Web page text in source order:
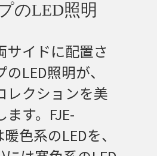
のLED照明
サイドに配置さ
LED照明が、
レクションを美
ます。FJE-
色系のLEDを、